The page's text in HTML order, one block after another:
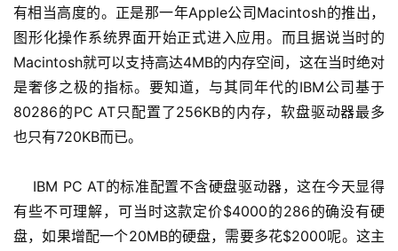
有相当高度的。正是那一年Apple公司Macintosh的推出，
图形化操作系统界面开始正式进入应用。而且据说当时的
Macintosh就可以支持高达4MB的内存空间，这在当时绝对
是奢侈之极的指标。要知道，与其同年代的IBM公司基于
80286的PC AT只配置了256KB的内存，软盘驱动器最多
也只有720KB而已。
IBM PC AT的标准配置不含硬盘驱动器，这在今天显得
有些不可理解，可当时这款定价$4000的286的确没有硬
盘，如果增配一个20MB的硬盘，需要多花$2000呢。这主